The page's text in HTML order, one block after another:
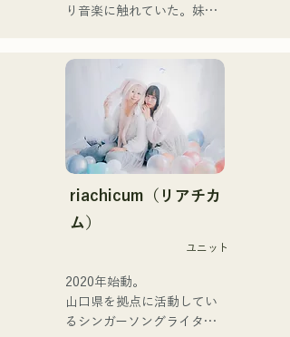
她們的錄音和現場演出得到
meow樂團的Taisei（鼓
手）、the perfect me樂團
的Yuya Suehiro（吉他）以
及xanadoo樂團的S0.
（Banus）的支持。
【新單曲】
她們的新歌《The World is
Love》將於2025年6月25日
り音楽に触れていた。妹
家族で音楽を楽しむミュー
ジックファミリー。
10代後半にアメリカへ4年
半留学。
現在はLOVE FMの"music
×serendipity"でラジオDJを
務める。
デルやタレントとしても活
躍中。世界的有名なオーデ
ゴットタレント」で日本人
の芸人史上初のゴールデン
ブザーを獲得し、その後ス
riachicum（リアチカ
ム）
ユニット
2020年始動。
山口県を拠点に活動してい
るシンガーソングライター